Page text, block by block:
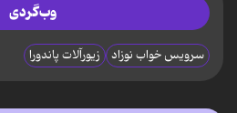
وب‌گردی
سرویس خواب نوزاد زیورآلات پاندورا